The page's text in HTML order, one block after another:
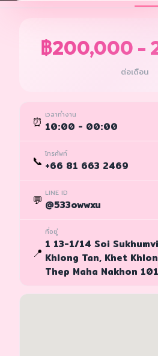
฿200,000 -
ต่อเดือน
⏰ เวลาทำงาน
10:00 - 00:00
📞 โทรศัพท์
+66 81 663 2469
💬 LINE ID
@533owwxu
📍
ที่อยู่
1 13-1/14 Soi
Khlong Tan, Khet
Thep Maha Nakhon